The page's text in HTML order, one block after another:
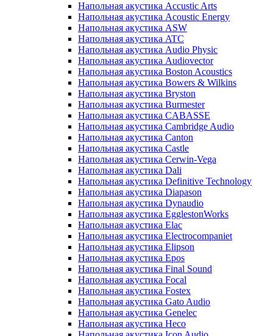
Напольная акустика Accustic Arts
Напольная акустика Acoustic Energy
Напольная акустика ASW
Напольная акустика ATC
Напольная акустика Audio Physic
Напольная акустика Audiovector
Напольная акустика Boston Acoustics
Напольная акустика Bowers & Wilkins
Напольная акустика Bryston
Напольная акустика Burmester
Напольная акустика CABASSE
Напольная акустика Cambridge Audio
Напольная акустика Canton
Напольная акустика Castle
Напольная акустика Cerwin-Vega
Напольная акустика Dali
Напольная акустика Definitive Technology
Напольная акустика Diapason
Напольная акустика Dynaudio
Напольная акустика EgglestonWorks
Напольная акустика Elac
Напольная акустика Electrocompaniet
Напольная акустика Elipson
Напольная акустика Epos
Напольная акустика Final Sound
Напольная акустика Focal
Напольная акустика Fostex
Напольная акустика Gato Audio
Напольная акустика Genelec
Напольная акустика Heco